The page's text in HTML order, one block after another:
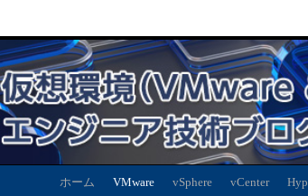
ホーム VMware vSphere vCenter